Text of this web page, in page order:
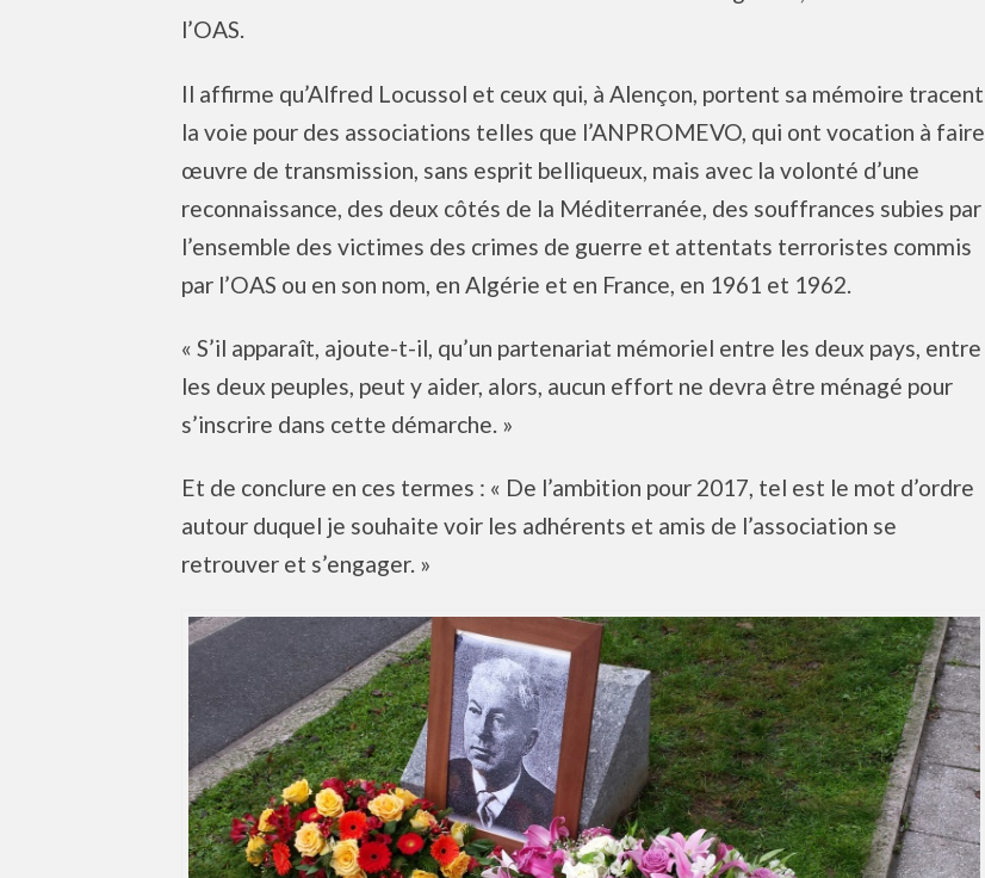
l’OAS.
Il affirme qu’Alfred Locussol et ceux qui, à Alençon, portent sa mémoire tracent
la voie pour des associations telles que l’ANPROMEVO, qui ont vocation à faire
œuvre de transmission, sans esprit belliqueux, mais avec la volonté d’une
reconnaissance, des deux côtés de la Méditerranée, des souffrances subies par
l’ensemble des victimes des crimes de guerre et attentats terroristes commis
par l’OAS ou en son nom, en Algérie et en France, en 1961 et 1962.
« S’il apparaît, ajoute-t-il, qu’un partenariat mémoriel entre les deux pays, entre
les deux peuples, peut y aider, alors, aucun effort ne devra être ménagé pour
s’inscrire dans cette démarche. »
Et de conclure en ces termes : « De l’ambition pour 2017, tel est le mot d’ordre
autour duquel je souhaite voir les adhérents et amis de l’association se
retrouver et s’engager. »